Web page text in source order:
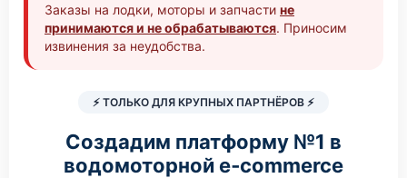
Заказы на лодки, моторы и запчасти не
принимаются и не обрабатываются. Приносим
извинения за неудобства.
⚡ ТОЛЬКО ДЛЯ КРУПНЫХ ПАРТНЁРОВ ⚡
Создадим платформу №1 в
водомоторной e‑commerce